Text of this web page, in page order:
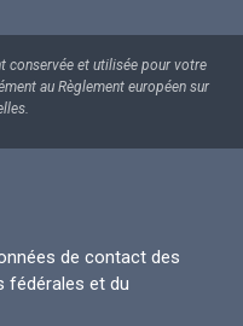
conservée et utilisée pour votre
au Règlement européen sur
de contact des
fédérales et du